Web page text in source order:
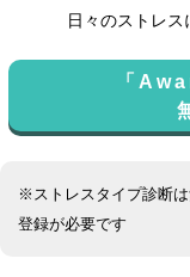
日々のストレ
「
※ストレスタイプ診断
登録が必要です